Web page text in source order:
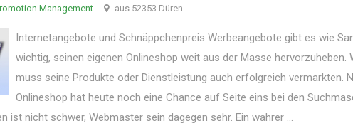
Management aus 52353 Düren
Internetangebote und Schnäppchenpreis Werbeangebote gibt es wie
wichtig, seinen eigenen Onlineshop weit aus der Masse hervorzuheben.
muss seine Produkte oder Dienstleistung auch erfolgreich vermarkten.
Onlineshop hat heute noch eine Chance auf Seite eins bei den
ist nicht schwer, Webmaster sein dagegen sehr. Ein wahrer ...